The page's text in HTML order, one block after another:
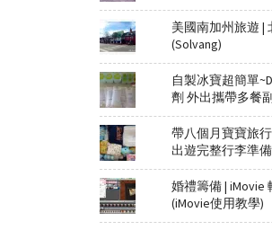
美國南加州旅遊 |
(Solvang)
自製冰寶超簡單
劑 外出攜帶多餐
帶八個月寶寶旅
出遊完整行李準
婚禮籌備 | iMovie
(iMovie使用教學)